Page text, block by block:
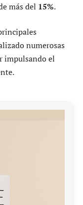
más del 15%.
numerosas
impulsando el